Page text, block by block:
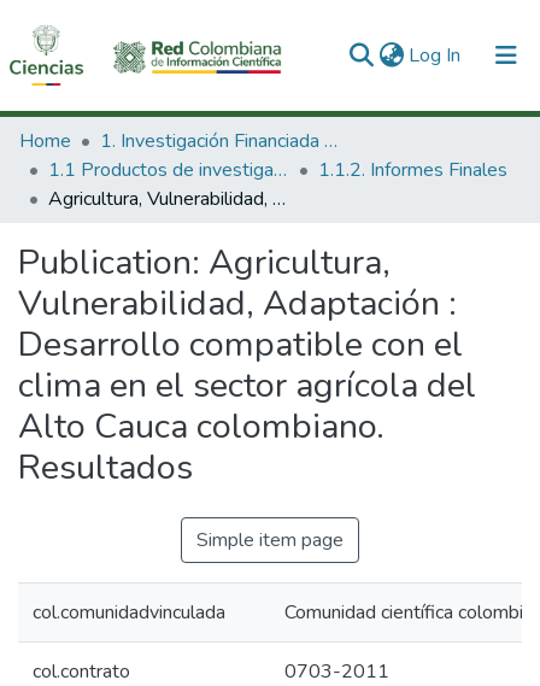
Log In (current)
Communities & Collections
All of DSpace
Home
1. Investigación Financiada con Recursos Públicos
1.1 Productos de investigación
1.1.2. Informes Finales
Agricultura, Vulnerabilidad, Adaptación : Desarrollo compatible con el clima en el sector agrícola del Alto Cauca colombiano. Resultados
Publication: Agricultura,
Vulnerabilidad, Adaptación :
Desarrollo compatible con el
clima en el sector agrícola del
Alto Cauca colombiano.
Resultados
Simple item page
col.comunidadvinculada Comunidad científica
col.contrato 0703-2011